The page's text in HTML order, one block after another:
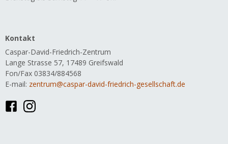
Kontakt
Caspar-David-Friedrich-Zentrum
Lange Strasse 57, 17489 Greifswald
Fon/Fax 03834/884568
E-mail: zentrum@caspar-david-friedrich-gesellschaft.de